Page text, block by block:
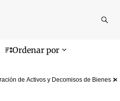
Ordenar por
de Activos y Decomisos de Bienes